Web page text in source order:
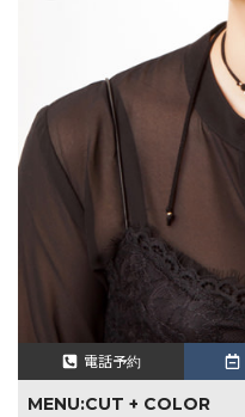
電話予約
MENU:CUT + COLOR